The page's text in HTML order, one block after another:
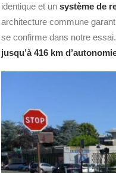
identique et un système de
architecture commune
se confirme dans notre
jusqu’à 416 km